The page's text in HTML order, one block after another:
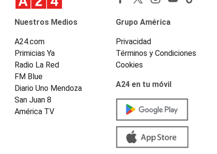
Nuestros Medios
A24.com
Primicias Ya
Radio La Red
FM Blue
Diario Uno Mendoza
San Juan 8
América TV
Grupo América
Privacidad
Términos y Condiciones
Cookies
A24 en tu móvil